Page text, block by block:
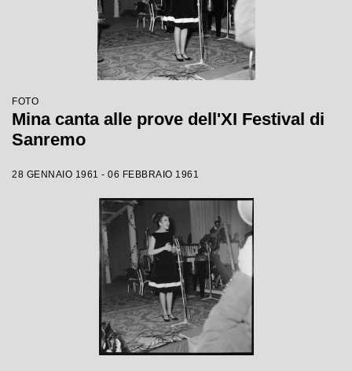
FOTO
Mina canta alle prove dell'XI Festival di
Sanremo
28 GENNAIO 1961 - 06 FEBBRAIO 1961